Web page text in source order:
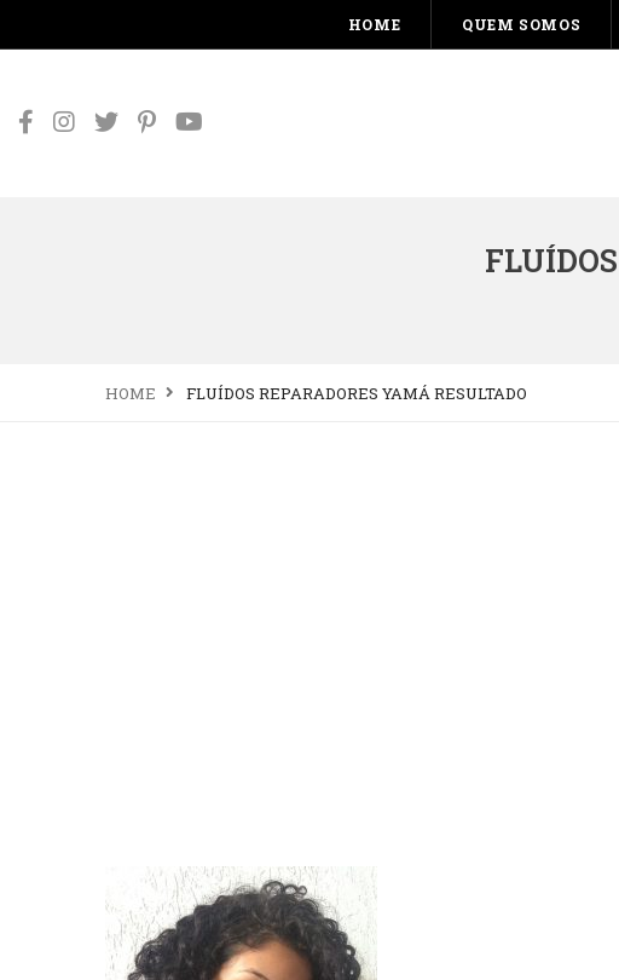
HOME QUEM SOMOS
HOME FLUÍDOS REPARADORES YAMÁ RESULTADO